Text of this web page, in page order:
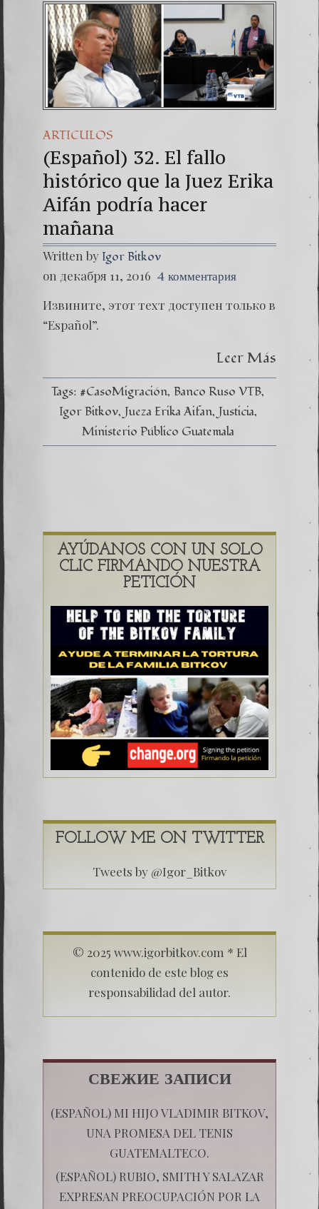
ARTICULOS
(Español) 32. El fallo
histórico que la Juez Erika
Aifán podría hacer
mañana
Written by Igor Bitkov
on декабря 11, 2016 4 комментария
Извините, этот техт доступен только в
“Español”.
Leer Más
Tags: #CasoMigración Banco Ruso VTB
Igor Bitkov Jueza Erika Aifan Justicia
Ministerio Público Guatemala
AYÚDANOS CON UN SOLO
CLIC FIRMANDO NUESTRA
PETICIÓN
FOLLOW ME ON TWITTER
Tweets by @Igor_Bitkov
© 2025 www.igorbitkov.com * El
contenido de este blog es
responsabilidad del autor.
СВЕЖИЕ ЗАПИСИ
(ESPAÑOL) MI HIJO VLADIMIR BITKOV,
UNA PROMESA DEL TENIS
GUATEMALTECO.
(ESPAÑOL) RUBIO, SMITH Y SALAZAR
EXPRESAN PREOCUPACIÓN POR LA